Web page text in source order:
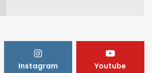
Instagram Youtube